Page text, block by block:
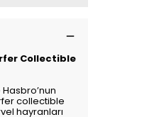
Collectible
collectible
hayranları